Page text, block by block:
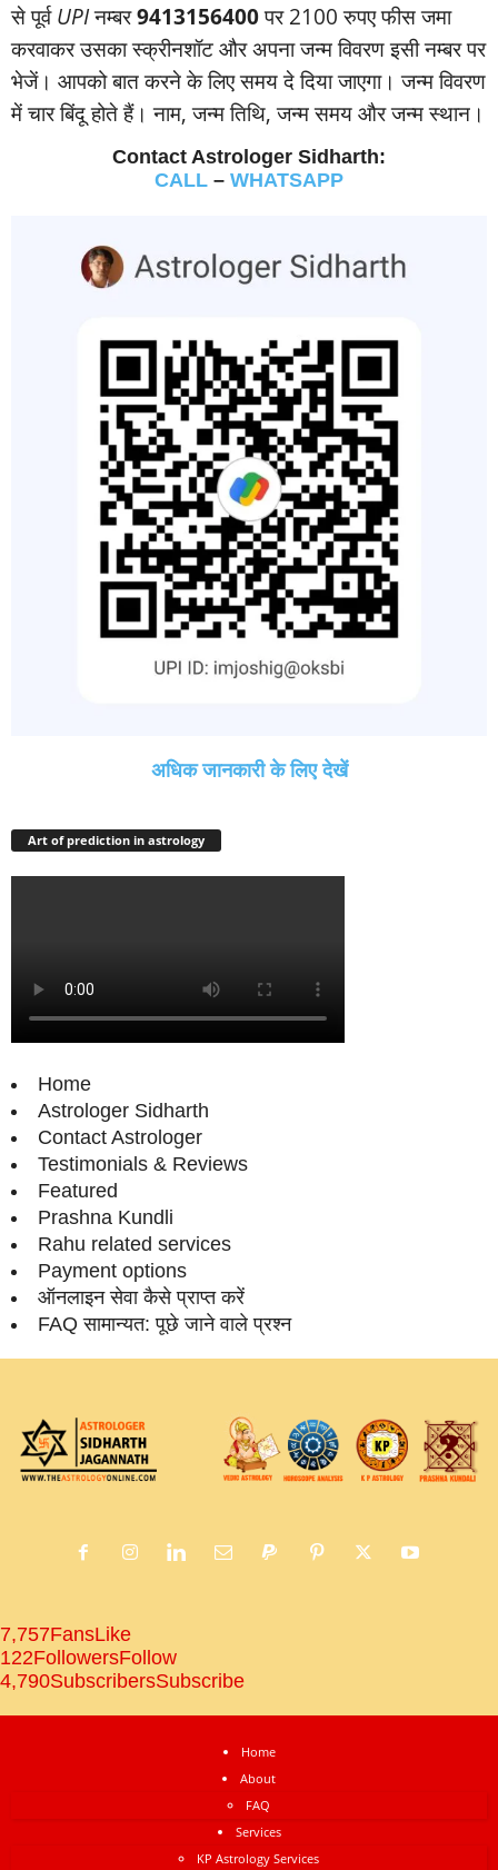
से पूर्वUPIनम्‍बर9413156400पर 2100 रुपए फीस जमा
करवाकर उसका स्‍क्रीनशॉट और अपना जन्‍म विवरण इसी नम्‍बर पर
भेजें। आपको बात करने के लिए समय दे दिया जाएगा। जन्‍म विवरण
में चार बिंदू होते हैं। नाम, जन्‍म तिथि, जन्‍म समय और जन्‍म स्‍थान।
Contact Astrologer Sidharth:
CALL – WHATSAPP
अधिक जानकारी के लिए देखें
Art of prediction in astrology
Home
Astrologer Sidharth
Contact Astrologer
Testimonials & Reviews
Featured
Prashna Kundli
Rahu related services
Payment options
ऑनलाइन सेवा कैसे प्राप्‍त करें
FAQ सामान्‍यत: पूछे जाने वाले प्रश्‍न
7,757FansLike
122FollowersFollow
4,790SubscribersSubscribe
Home
About
FAQ
Services
KP Astrology Services